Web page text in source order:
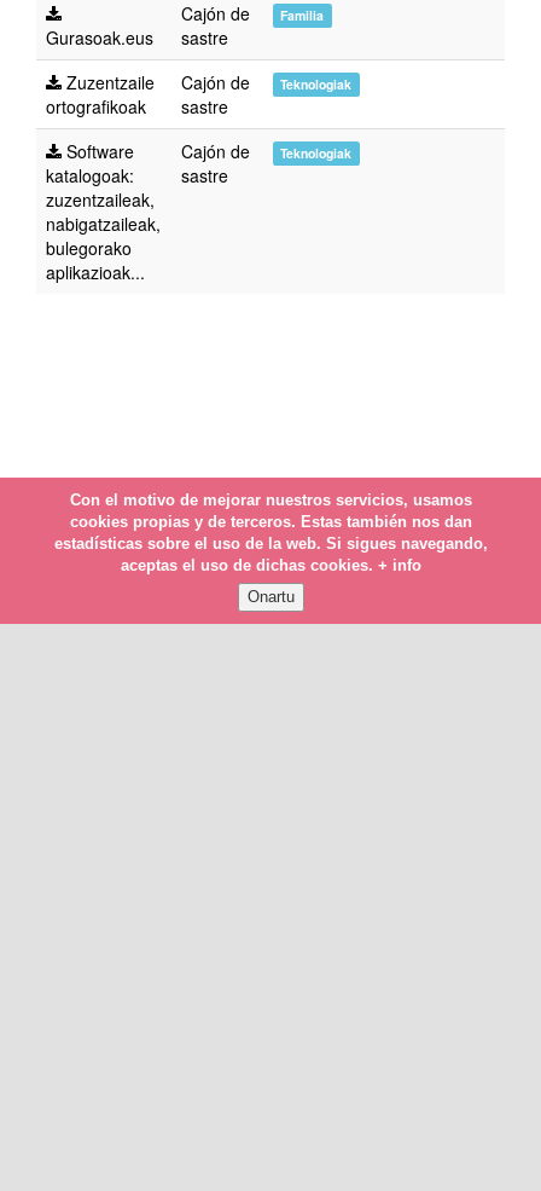
Gurasoak.eus
Cajón de
sastre
Familia
Zuzentzaile
ortografikoak
Cajón de
sastre
Teknologiak
Software
katalogoak:
zuzentzaileak,
nabigatzaileak,
bulegorako
aplikazioak...
Cajón de
sastre
Teknologiak
Con el motivo de mejorar nuestros servicios, usamos
cookies propias y de terceros. Estas también nos dan
estadísticas sobre el uso de la web. Si sigues navegando,
aceptas el uso de dichas cookies. + info